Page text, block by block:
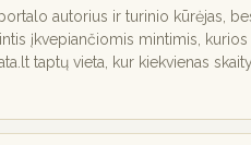
autorius ir turinio kūrėjas,
įkvepiančiomis mintimis,
taptų vieta, kur kiekvienas